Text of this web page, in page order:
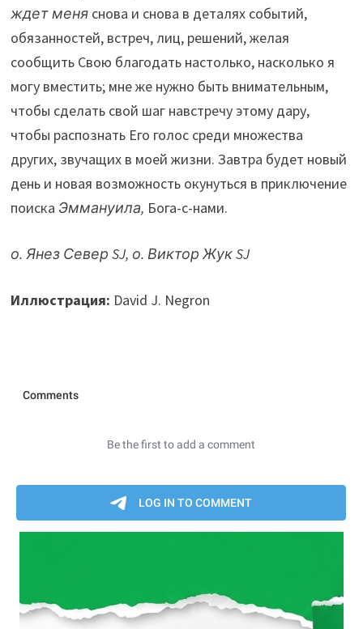
ждет меня снова и снова в деталях событий,
обязанностей, встреч, лиц, решений, желая
сообщить Свою благодать настолько, насколько я
могу вместить; мне же нужно быть внимательным,
чтобы сделать свой шаг навстречу этому дару,
чтобы распознать Его голос среди множества
других, звучащих в моей жизни. Завтра будет новый
день и новая возможность окунуться в приключение
поиска Эммануила, Бога-с-нами.
о. Янез СеверSJ, о. Виктор ЖукSJ
Иллюстрация: David J. Negron